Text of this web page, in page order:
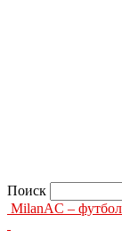
Поиск
MilanAC –